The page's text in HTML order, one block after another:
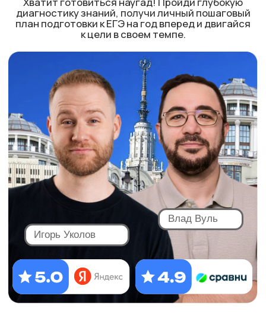
Получить личный план
Выбрать предмет
Игорь Уколов
Влад Вуль